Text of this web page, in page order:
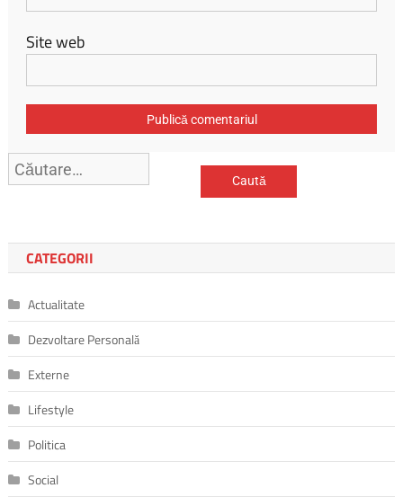
Site web
Caută
după:
CATEGORII
Actualitate
Dezvoltare Personală
Externe
Lifestyle
Politica
Social